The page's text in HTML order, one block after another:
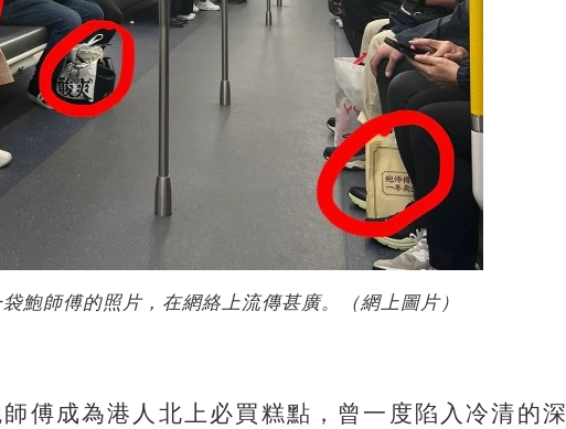
鮑師傅的照片，在網絡上流傳甚廣。（網上圖片）
成為港人北上必買糕點，曾一度陷入冷清的深